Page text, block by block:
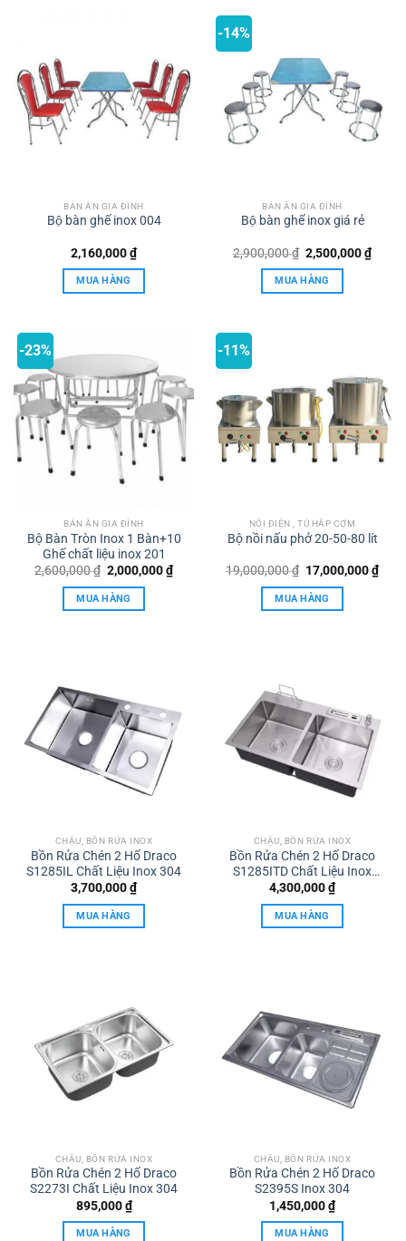
BÀN ĂN GIA ĐÌNH
Bộ bàn ghế inox 004
2,160,000₫
MUA HÀNG
-14%
BÀN ĂN GIA ĐÌNH
Bộ bàn ghế inox giá rẻ
2,900,000₫ Giá
gốc
là:
2,900,000 ₫.
2,500,000₫Giá
hiện
MUA HÀNG
-23%
BÀN ĂN GIA ĐÌNH
Bộ Bàn Tròn Inox 1 Bàn+10
Ghế chất liệu inox 201
2,600,000₫ Giá
gốc
là:
2,600,000 ₫.
2,000,000₫Giá
hiện
MUA HÀNG
-11%
NỒI ĐIỆN , TỦ HẤP CƠM
Bộ nồi nấu phở 20-50-80 lít
19,000,000₫ Giá
gốc
là:
19,000,000 ₫.
17,000,000₫Giá
hiện
MUA HÀNG
CHẬU, BỒN RỬA INOX
Bồn Rửa Chén 2 Hố Draco
S1285IL Chất Liệu Inox 304
3,700,000₫
MUA HÀNG
CHẬU, BỒN RỬA INOX
Bồn Rửa Chén 2 Hố Draco
S1285ITD Chất Liệu Inox
304
4,300,000₫
MUA HÀNG
CHẬU, BỒN RỬA INOX
Bồn Rửa Chén 2 Hố Draco
S2273I Chất Liệu Inox 304
895,000₫
MUA HÀNG
CHẬU, BỒN RỬA INOX
Bồn Rửa Chén 2 Hố Draco
S2395S Inox 304
1,450,000₫
MUA HÀNG